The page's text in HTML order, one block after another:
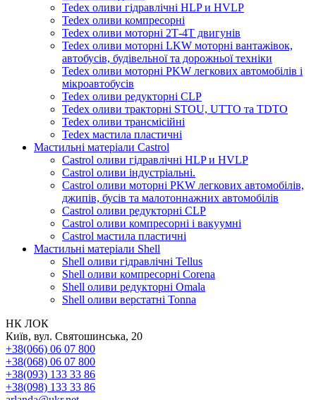
Tedex оливи гідравлічні HLP и HVLP
Tedex оливи компресорні
Tedex оливи моторні 2Т-4Т двигунів
Tedex оливи моторні LKW моторні вантажівок,
автобусів, будівельної та дорожньої техніки
Tedex оливи моторні PKW легкових автомобілів і
мікроавтобусів
Tedex оливи редукторні CLP
Tedex оливи тракторні STOU, UTTO та TDTO
Tedex оливи трансмісійні
Tedex мастила пластичні
Мастильні матеріали Castrol
Castrol оливи гідравлічні HLP и HVLP
Castrol оливи індустріальні.
Castrol оливи моторні PKW легкових автомобілів,
джипів, бусів та малотоннажних автомобілів
Castrol оливи редукторні CLP
Castrol оливи компресорні і вакуумні
Castrol мастила пластичні
Мастильні матеріали Shell
Shell оливи гідравлічні Tellus
Shell оливи компресорні Corena
Shell оливи редукторні Omala
Shell оливи верстатні Tonna
НК ЛОК
Київ, вул. Святошинська, 20
+38(066) 06 07 800
+38(068) 06 07 800
+38(093) 133 33 86
+38(098) 133 33 86